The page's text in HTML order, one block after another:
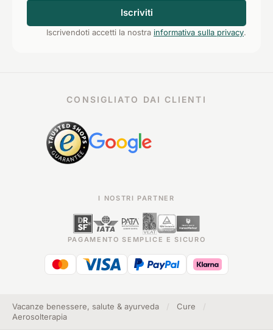
Iscriviti
Iscrivendoti accetti la nostra informativa sulla privacy.
CONSIGLIATO DAI CLIENTI
I NOSTRI PARTNER
PAGAMENTO SEMPLICE E SICURO
Vacanze benessere, salute & ayurveda Cure
Aerosolterapia